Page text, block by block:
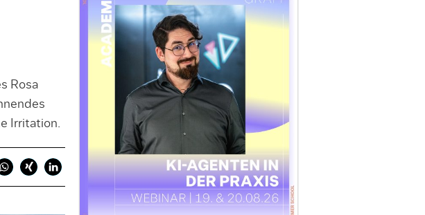
Rosa
Irritation.